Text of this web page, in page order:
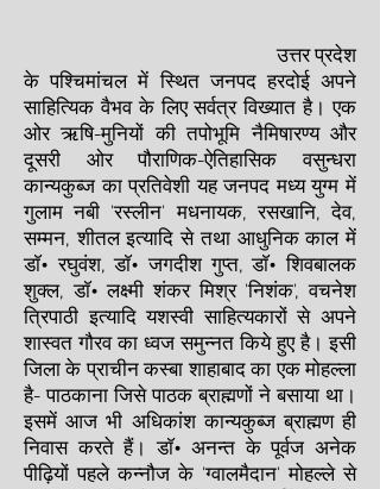
उत्तर प्रदेश
के पश्चिमांचल में स्थित जनपद हरदोई अपने
साहित्यिक वैभव के लिए सर्वत्र विख्यात है। एक
ओर ऋषि-मुनियों की तपोभूमि नैमिषारण्य और
दूसरी ओर पौराणिक-ऐतिहासिक वसुन्धरा
कान्यकुब्ज का प्रतिवेशी यह जनपद मध्य युग्म में
गुलाम नबी 'रस्लीन' मधनायक, रसखानि, देव,
सम्मन, शीतल इत्यादि से तथा आधुनिक काल में
डाॅ• रघुवंश, डाॅ• जगदीश गुप्त, डाॅ• शिवबालक
शुक्ल, डाॅ• लक्ष्मी शंकर मिश्र 'निशंक', वचनेश
त्रिपाठी इत्यादि यशस्वी साहित्यकारों से अपने
शास्वत गौरव का ध्वज समुन्नत किये हुए है। इसी
जिला के प्राचीन कस्बा शाहाबाद का एक मोहल्ला
है- पाठकाना जिसे पाठक ब्राह्मणों ने बसाया था।
इसमें आज भी अधिकांश कान्यकुब्ज ब्राह्मण ही
निवास करते हैं। डाॅ• अनन्त के पूर्वज अनेक
पीढ़ियों पहले कन्नौज के 'ग्वालमैदान' मोहल्ले से